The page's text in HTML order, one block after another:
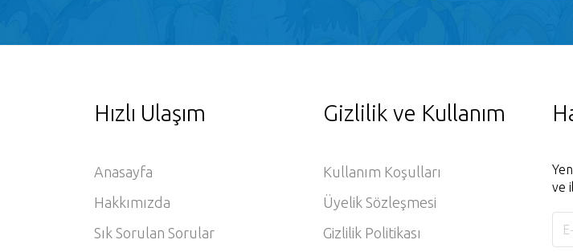
Hızlı Ulaşım
Anasayfa
Hakkımızda
Sık Sorulan Sorular
Gizlilik ve Kullanım
Kullanım Koşulları
Üyelik Sözleşmesi
Gizlilik Politikası
ve